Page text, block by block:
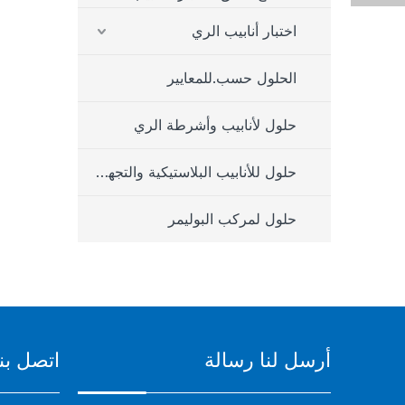
اختبار أنابيب الري
الحلول حسب.للمعايير
حلول لأنابيب وأشرطة الري
حلول للأنابيب البلاستيكية والتجهيزات
حلول لمركب البوليمر
اتصل أرسل لنا رسالة